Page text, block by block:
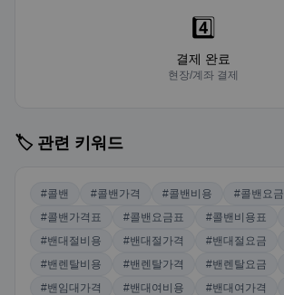
4️⃣
결제 완료
현장/계좌 결제
🏷️ 관련 키워드
#콜밴 #콜밴가격 #콜밴비용 #콜밴요금
#콜밴가격표
#콜밴요금표 #콜밴비용표
#밴대절비용
#밴대절가격 #밴대절요금
#밴렌탈비용
#밴렌탈가격 #밴렌탈요금
#밴임대가격
#밴대여비용 #밴대여가격